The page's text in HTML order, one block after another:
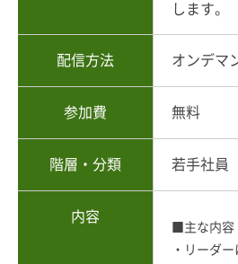
します。
配信方法 オンデマ
参加費 無料
階層・分類 若手社員
内容
■主な内容
・リーダ